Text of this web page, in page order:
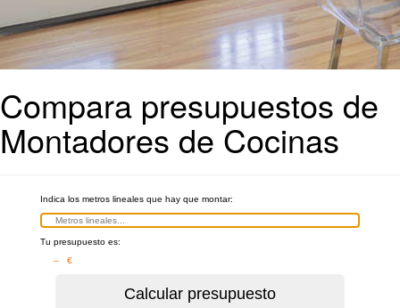
Compara presupuestos de
Montadores de Cocinas
Indica los metros lineales que hay que montar:
Tu presupuesto es:
– €